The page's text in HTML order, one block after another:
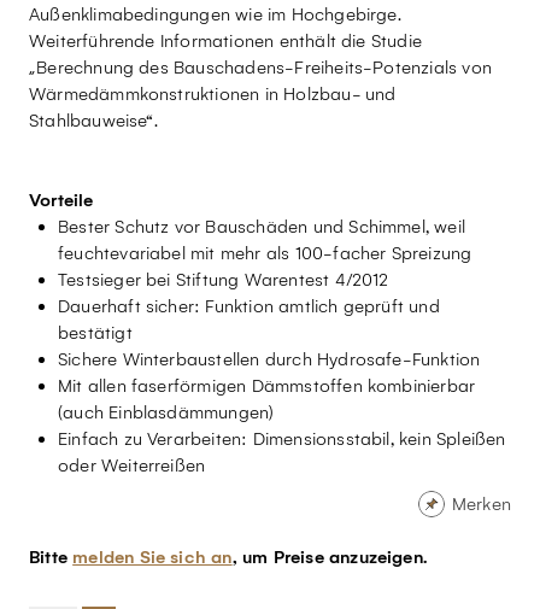
Außenklimabedingungen wie im Hochgebirge.
Weiterführende Informationen enthält die Studie
„Berechnung des Bauschadens-Freiheits-Potenzials von
Wärmedämmkonstruktionen in Holzbau- und
Stahlbauweise“.
Vorteile
Bester Schutz vor Bauschäden und Schimmel, weil
feuchtevariabel mit mehr als 100-facher Spreizung
Testsieger bei Stiftung Warentest 4/2012
Dauerhaft sicher: Funktion amtlich geprüft und
bestätigt
Sichere Winterbaustellen durch Hydrosafe-Funktion
Mit allen faserförmigen Dämmstoffen kombinierbar
(auch Einblasdämmungen)
Einfach zu Verarbeiten: Dimensionsstabil, kein Spleißen
oder Weiterreißen
Merken
Bitte melden Sie sich an, um Preise anzuzeigen.